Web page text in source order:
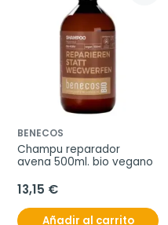
BENECOS
Champu reparador
avena 500ml. bio vegano
13,15 €
Añadir al carrito